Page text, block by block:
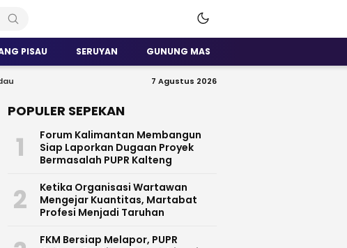
PISAU SERUYAN GUNUNG MAS
7 Agustus 2026
POPULER SEPEKAN
1
Forum Kalimantan Membangun
Siap Laporkan Dugaan Proyek
Bermasalah PUPR Kalteng
2
Ketika Organisasi Wartawan
Mengejar Kuantitas, Martabat
Profesi Menjadi Taruhan
FKM Bersiap Melapor, PUPR